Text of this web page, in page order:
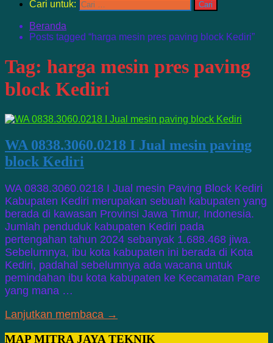
Cari untuk:
Beranda
Posts tagged “harga mesin pres paving block Kediri”
Tag: harga mesin pres paving
block Kediri
WA 0838.3060.0218 I Jual mesin paving
block Kediri
WA 0838.3060.0218 I Jual mesin Paving Block Kediri
Kabupaten Kediri merupakan sebuah kabupaten yang
berada di kawasan Provinsi Jawa Timur, Indonesia.
Jumlah penduduk kabupaten Kediri pada
pertengahan tahun 2024 sebanyak 1.688.468 jiwa.
Sebelumnya, ibu kota kabupaten ini berada di Kota
Kediri, padahal sebelumnya ada wacana untuk
pemindahan ibu kota kabupaten ke Kecamatan Pare
yang mana …
Lanjutkan membaca →
MAP MITRA JAYA TEKNIK